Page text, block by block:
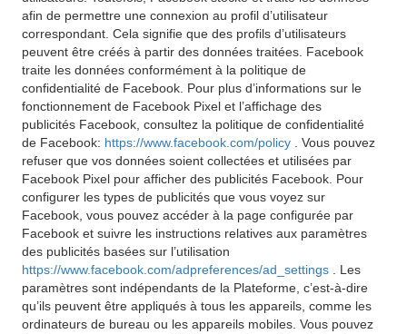
afin de permettre une connexion au profil d’utilisateur
correspondant. Cela signifie que des profils d’utilisateurs
peuvent être créés à partir des données traitées. Facebook
traite les données conformément à la politique de
confidentialité de Facebook. Pour plus d’informations sur le
fonctionnement de Facebook Pixel et l’affichage des
publicités Facebook, consultez la politique de confidentialité
de Facebook: https://www.facebook.com/policy
. Vous pouvez
refuser que vos données soient collectées et utilisées par
Facebook Pixel pour afficher des publicités Facebook. Pour
configurer les types de publicités que vous voyez sur
Facebook, vous pouvez accéder à la page configurée par
Facebook et suivre les instructions relatives aux paramètres
des publicités basées sur l’utilisation
https://www.facebook.com/adpreferences/ad_settings
. Les
paramètres sont indépendants de la Plateforme, c’est-à-dire
qu’ils peuvent être appliqués à tous les appareils, comme les
ordinateurs de bureau ou les appareils mobiles. Vous pouvez